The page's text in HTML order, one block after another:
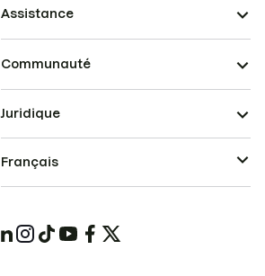
Assistance
Communauté
Juridique
Français